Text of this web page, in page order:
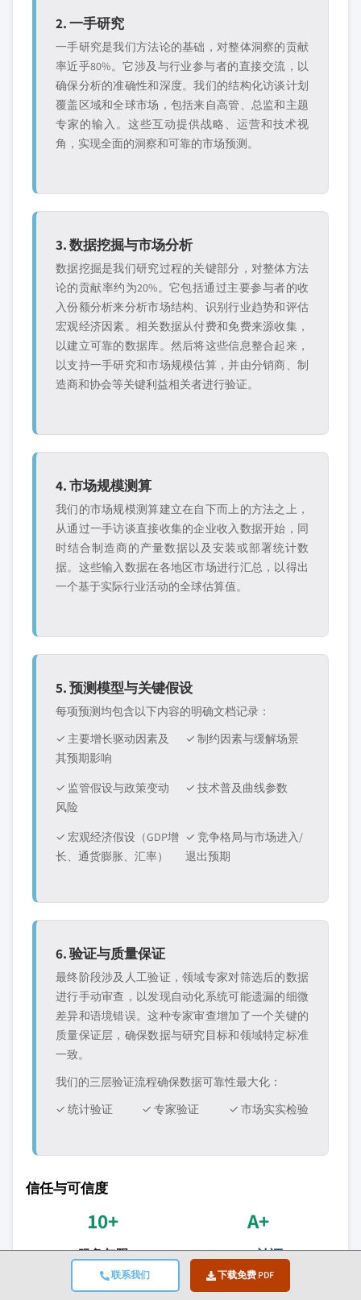
联系我们 下载免费 PDF
2. 一手研究
一手研究是我们方法论的基础，对整体洞察的贡献
率近乎80%。它涉及与行业参与者的直接交流，以
确保分析的准确性和深度。我们的结构化访谈计划
覆盖区域和全球市场，包括来自高管、总监和主题
专家的输入。这些互动提供战略、运营和技术视
角，实现全面的洞察和可靠的市场预测。
3. 数据挖掘与市场分析
数据挖掘是我们研究过程的关键部分，对整体方法
论的贡献率约为20%。它包括通过主要参与者的收
入份额分析来分析市场结构、识别行业趋势和评估
宏观经济因素。相关数据从付费和免费来源收集，
以建立可靠的数据库。然后将这些信息整合起来，
以支持一手研究和市场规模估算，并由分销商、制
造商和协会等关键利益相关者进行验证。
4. 市场规模测算
我们的市场规模测算建立在自下而上的方法之上，
从通过一手访谈直接收集的企业收入数据开始，同
时结合制造商的产量数据以及安装或部署统计数
据。这些输入数据在各地区市场进行汇总，以得出
一个基于实际行业活动的全球估算值。
5. 预测模型与关键假设
每项预测均包含以下内容的明确文档记录：
✓ 主要增长驱动因素及
其预期影响
✓ 制约因素与缓解场景
✓ 监管假设与政策变动
风险
✓ 技术普及曲线参数
✓ 宏观经济假设（GDP增
长、通货膨胀、汇率）
✓ 竞争格局与市场进入/
退出预期
6. 验证与质量保证
最终阶段涉及人工验证，领域专家对筛选后的数据
进行手动审查，以发现自动化系统可能遗漏的细微
差异和语境错误。这种专家审查增加了一个关键的
质量保证层，确保数据与研究目标和领域特定标准
一致。
我们的三层验证流程确保数据可靠性最大化：
✓ 统计验证
✓ 专家验证 ✓ 市场实实检验
信任与可信度
10+
服务年限
自成立以来持续提供服务
A+
BBB认证
专业标准和满意度